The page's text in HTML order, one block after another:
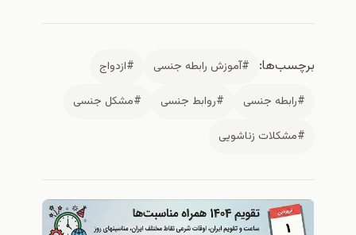
برچسب‌ها: #آموزش رابطه جنسی
#ازدواج
#رابطه جنسی
#روابط جنسی
#مشکل جنسی
#مشکلات زناشویی